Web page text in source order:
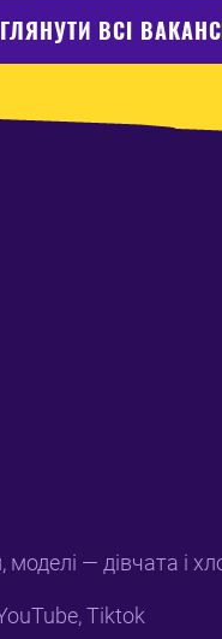
ВСІ
— дівчата і
Tiktok